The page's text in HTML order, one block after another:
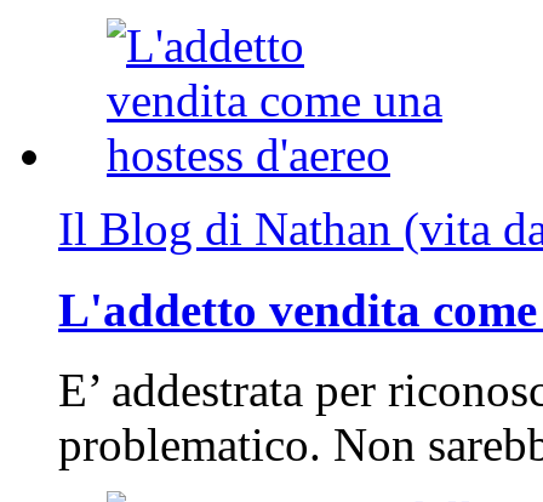
Il Blog di Nathan (vita
L'addetto vendita
E’ addestrata per
problematico. Non